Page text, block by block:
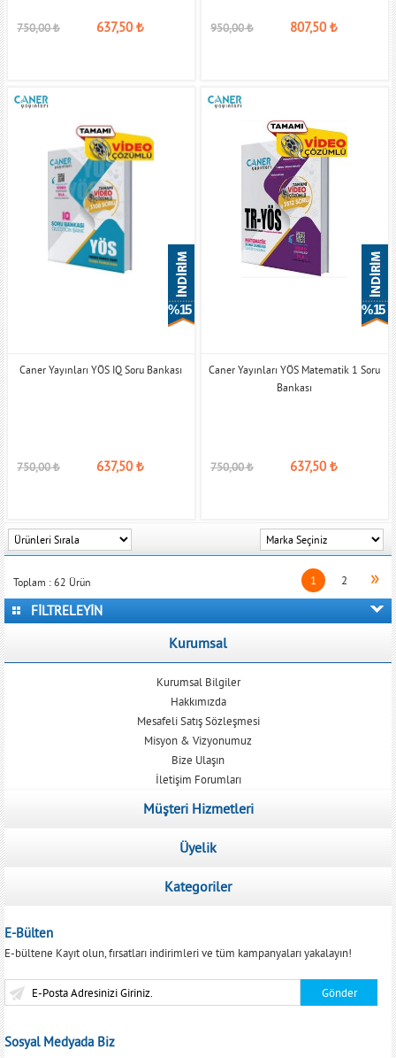
750,00₺ 637,50₺ 950,00₺ 807,50₺
% 15
Caner Yayınları YÖS IQ Soru Bankası
750,00₺ 637,50₺
% 15
Caner Yayınları YÖS Matematik 1 Soru
Bankası
750,00₺ 637,50₺
Toplam : 62 Ürün 1 2 »
FİLTRELEYİN
Kurumsal
Kurumsal Bilgiler
Hakkımızda
Mesafeli Satış Sözleşmesi
Misyon & Vizyonumuz
Bize Ulaşın
İletişim Forumları
Müşteri Hizmetleri
Üyelik
Kategoriler
E-Bülten
E-bültene Kayıt olun, fırsatları indirimleri ve tüm kampanyaları yakalayın!
Sosyal Medyada Biz